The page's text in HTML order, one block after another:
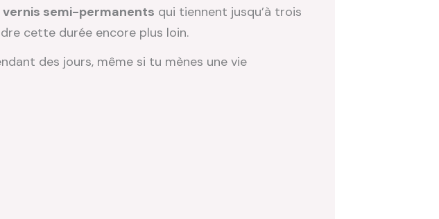
vernis semi-permanents qui tiennent jusqu’à trois
cette durée encore plus loin.
des jours, même si tu mènes une vie